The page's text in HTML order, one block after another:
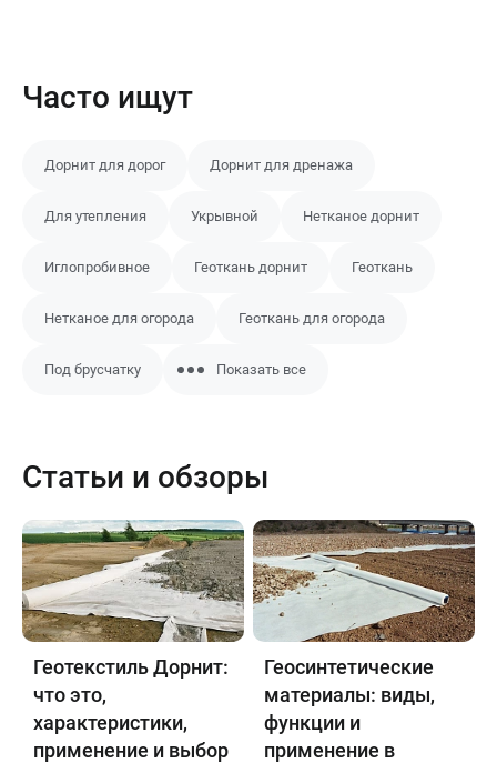
Часто ищут
Дорнит для дорог Дорнит для дренажа
Для утепления Укрывной Нетканое дорнит
Иглопробивное Геоткань дорнит Геоткань
Нетканое для огорода Геоткань для огорода
Под брусчатку Показать все
Статьи и обзоры
Геотекстиль Дорнит:
что это,
характеристики,
применение и выбор
Геосинтетические
материалы: виды,
функции и
применение в